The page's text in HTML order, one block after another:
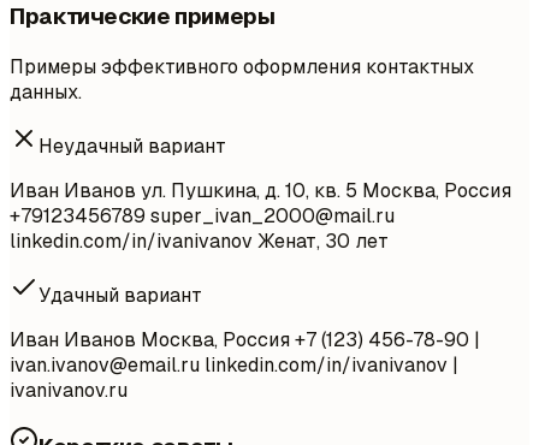
Практические примеры
Примеры эффективного оформления контактных
данных.
Неудачный вариант
Иван Иванов ул. Пушкина, д. 10, кв. 5 Москва, Россия
+79123456789 super_ivan_2000@mail.ru
linkedin.com/in/ivanivanov Женат, 30 лет
Удачный вариант
Иван Иванов Москва, Россия +7 (123) 456-78-90 |
ivan.ivanov@email.ru linkedin.com/in/ivanivanov |
ivanivanov.ru